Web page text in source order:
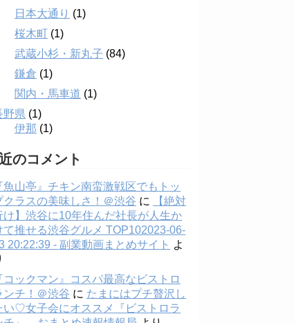
日本大通り (1)
桜木町 (1)
武蔵小杉・新丸子 (84)
鎌倉 (1)
関内・馬車道 (1)
野県 (1)
伊那 (1)
のコメント
魚山亭』チキン南蛮激戦区でもトッ
クラスの美味しさ！＠渋谷 に
【絶対
け】渋谷に10年住んだ社長が人生か
て推せる渋谷グルメ TOP102023-06-
20:22:39 - 副業動画まとめサイト よ
コックマン』コスパ最高なビストロ
ンチ！＠渋谷 に たまにはプチ贅沢し
い♡女子会にオススメ『ビストロラ